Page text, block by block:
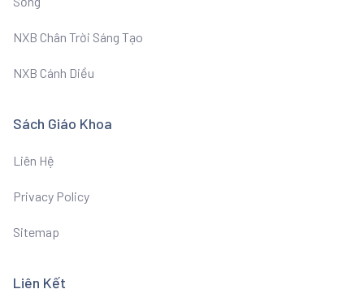
NXB Chân Trời Sáng Tạo
NXB Cánh Diều
Sách Giáo Khoa
Liên Hệ
Privacy Policy
Sitemap
Liên Kết